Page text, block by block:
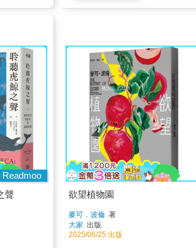
Readmoo
聲
欲望植物園
麥可．波倫著
大家 出版
2025/06/25 出版